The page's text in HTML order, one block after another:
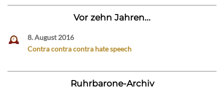
Vor zehn Jahren...
8. August 2016
Contra contra contra hate speech
Ruhrbarone-Archiv